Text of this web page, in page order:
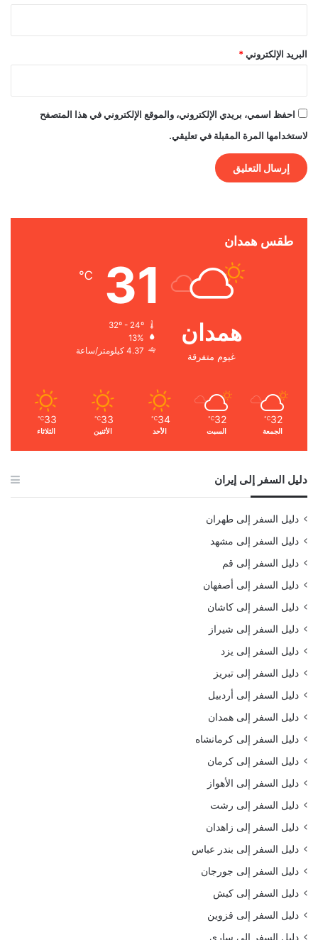
البريد الإلكتروني *
احفظ اسمي، بريدي الإلكتروني، والموقع الإلكتروني في هذا المتصفح
لاستخدامها المرة المقبلة في تعليقي.
طقس همدان
همدان
غيوم متفرقة
31
℃
13%
4.37 كيلومتر/ساعة
32
℃
الجمعة
32
℃
السبت
34
℃
الأحد
33
℃
الأثنين
33
℃
الثلاثاء
دليل السفر إلى إيران
دليل السفر إلى طهران
دليل السفر إلى مشهد
دليل السفر إلى قم
دليل السفر إلى أصفهان
دليل السفر إلى كاشان
دليل السفر إلى شيراز
دليل السفر إلى يزد
دليل السفر إلى تبريز
دليل السفر إلى أردبيل
دليل السفر إلى همدان
دليل السفر إلى كرمانشاه
دليل السفر إلى كرمان
دليل السفر إلى الأهواز
دليل السفر إلى رشت
دليل السفر إلى زاهدان
دليل السفر إلى بندر عباس
دليل السفر إلى جورجان
دليل السفر إلى كيش
دليل السفر إلى قزوين
دليل السفر إلى ساري